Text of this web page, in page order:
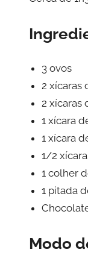
3 ovos
2 xícaras
2 xícaras
1 xícara
1 xícara
1/2
1 colher
1 pitada
Modo